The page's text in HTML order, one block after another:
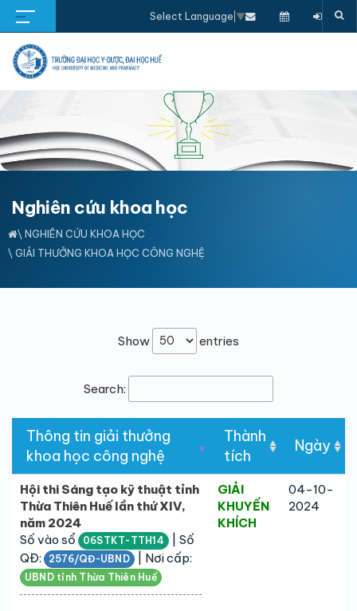
Select Language ▼
Nghiên cứu khoa học
\ NGHIÊN CỨU KHOA HỌC
\ GIẢI THƯỞNG KHOA HỌC CÔNG NGHỆ
Show entries
Search:
Thông tin giải thưởng
khoa học công nghệ
Thành
tích
Ngày
Hội thi Sáng tạo kỹ thuật tỉnh
Thừa Thiên Huế lần thứ XIV,
năm 2024
Số vào sổ
06STKT-TTH14 | Số
QĐ:
2576/QĐ-UBND | Nơi cấp:
UBND tỉnh Thừa Thiên Huế
GIẢI
KHUYẾN
KHÍCH
04-10-
2024